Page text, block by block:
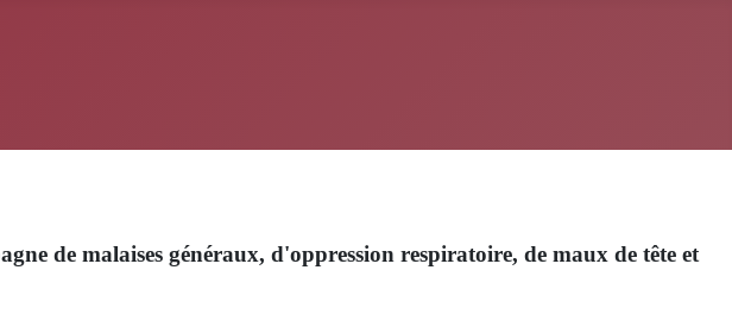
de malaises généraux, d'oppression respiratoire, de maux de tête et